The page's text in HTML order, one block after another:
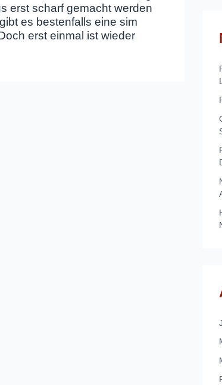
erst scharf gemacht werden
es bestenfalls eine sim
erst einmal ist wieder